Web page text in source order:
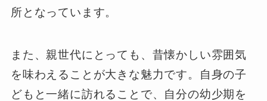
所となっています。
また、親世代にとっても、昔懐かしい雰囲気
を味わえることが大きな魅力です。自身の子
どもと一緒に訪れることで、自分の幼少期を